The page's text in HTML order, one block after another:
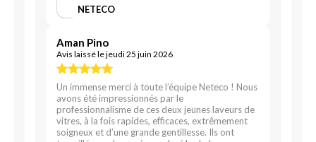
NETECO
Aman Pino
Avis laissé le jeudi 25 juin 2026
Un immense merci à toute l’équipe Neteco ! Nous
avons été impressionnés par le
professionnalisme de ces deux jeunes laveurs de
vitres, à la fois rapides, efficaces, extrêmement
soigneux et d’une grande gentillesse. Ils ont